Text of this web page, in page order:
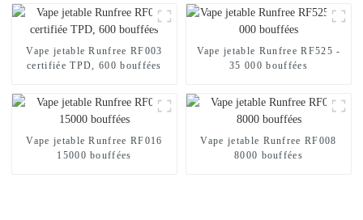
Vape jetable Runfree RF003
certifiée TPD, 600 bouffées
Vape jetable Runfree RF525 -
35 000 bouffées
Vape jetable Runfree RF016
15000 bouffées
Vape jetable Runfree RF008
8000 bouffées